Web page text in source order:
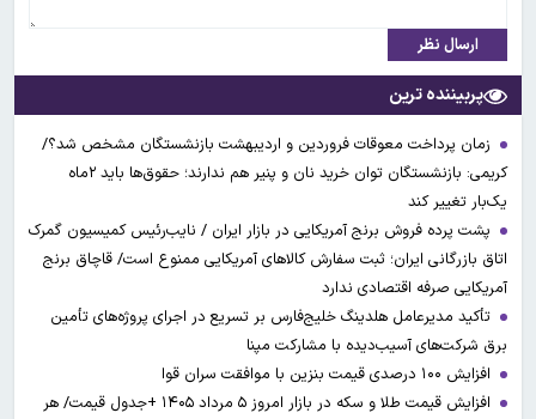
ارسال نظر
پربیننده ترین
زمان پرداخت معوقات فروردین و اردیبهشت بازنشستگان مشخص شد؟/
کریمی: بازنشستگان توان خرید نان و پنیر هم ندارند؛ حقوق‌ها باید ۲ماه
یک‌بار تغییر کند
پشت پرده فروش برنج آمریکایی در بازار ایران / نایب‌رئیس کمیسیون گمرک
اتاق بازرگانی ایران؛ ثبت سفارش کالاهای آمریکایی ممنوع است/ قاچاق برنج
آمریکایی صرفه اقتصادی ندارد
تأکید مدیرعامل هلدینگ خلیج‌فارس بر تسریع در اجرای پروژه‌های تأمین
برق شرکت‌های آسیب‌دیده با مشارکت مپنا
افزایش ۱۰۰ درصدی قیمت بنزین با موافقت سران قوا
افزایش قیمت طلا و سکه در بازار امروز ۵ مرداد ۱۴۰۵ +جدول قیمت/ هر